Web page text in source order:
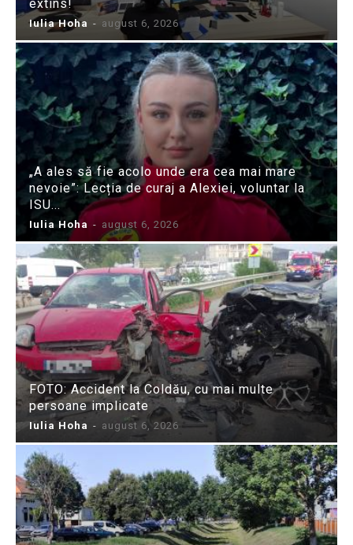
extins!
Iulia Hoha - august 6, 2026
„A ales să fie acolo unde era cea mai mare
nevoie”: Lecția de curaj a Alexiei, voluntar la
ISU...
Iulia Hoha - august 6, 2026
FOTO: Accident la Coldău, cu mai multe
persoane implicate
Iulia Hoha - august 6, 2026